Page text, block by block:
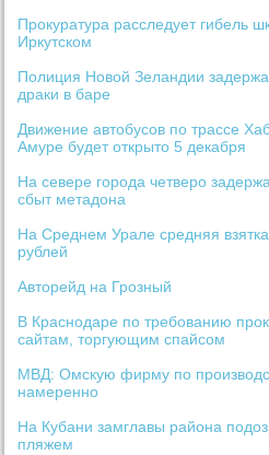
Прокуратура расследует гибель
Иркутском
Полиция Новой Зеландии
драки в баре
Движение автобусов по трассе
Амуре будет открыто 5 декабря
На севере города четверо
сбыт метадона
На Среднем Урале средняя
рублей
Авторейд на Грозный
В Краснодаре по требованию
сайтам, торгующим спайсом
МВД: Омскую фирму по
намеренно
На Кубани замглавы района
пляжем